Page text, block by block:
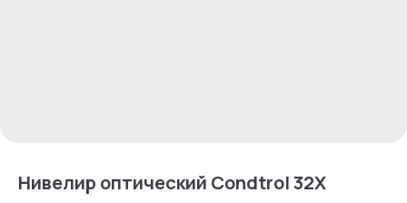
Нивелир оптический Condtrol 32X